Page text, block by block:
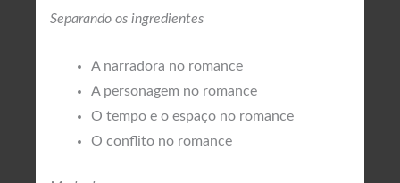
Separando os ingredientes
A narradora no romance
A personagem no romance
O tempo e o espaço no romance
O conflito no romance